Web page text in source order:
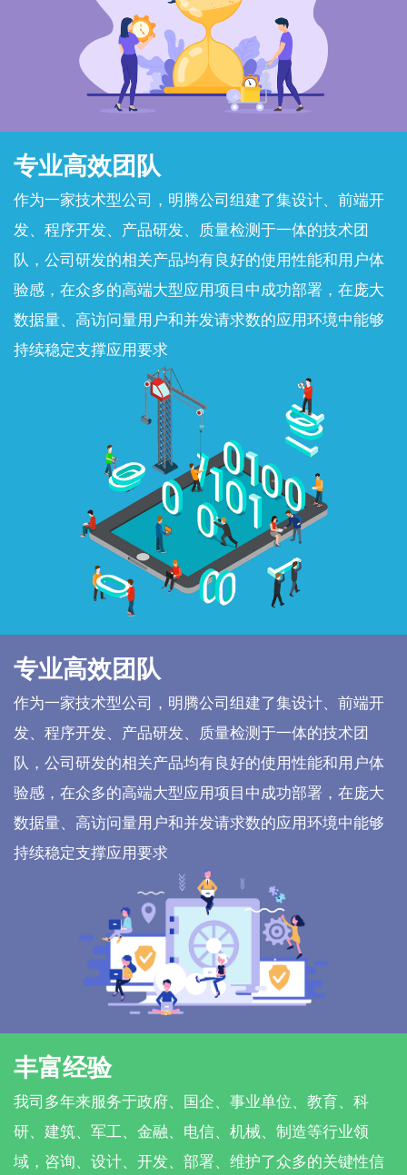
专业高效团队
作为一家技术型公司，明腾公司组建了集设计、前端开
发、程序开发、产品研发、质量检测于一体的技术团
队，公司研发的相关产品均有良好的使用性能和用户体
验感，在众多的高端大型应用项目中成功部署，在庞大
数据量、高访问量用户和并发请求数的应用环境中能够
持续稳定支撑应用要求
专业高效团队
作为一家技术型公司，明腾公司组建了集设计、前端开
发、程序开发、产品研发、质量检测于一体的技术团
队，公司研发的相关产品均有良好的使用性能和用户体
验感，在众多的高端大型应用项目中成功部署，在庞大
数据量、高访问量用户和并发请求数的应用环境中能够
持续稳定支撑应用要求
丰富经验
我司多年来服务于政府、国企、事业单位、教育、科
研、建筑、军工、金融、电信、机械、制造等行业领
域，咨询、设计、开发、部署、维护了众多的关键性信